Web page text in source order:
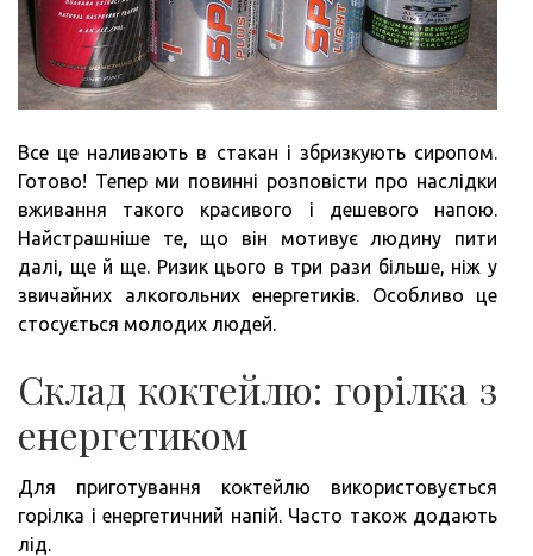
Все це наливають в стакан і збризкують сиропом.
Готово! Тепер ми повинні розповісти про наслідки
вживання такого красивого і дешевого напою.
Найстрашніше те, що він мотивує людину пити
далі, ще й ще. Ризик цього в три рази більше, ніж у
звичайних алкогольних енергетиків. Особливо це
стосується молодих людей.
Склад коктейлю: горілка з
енергетиком
Для приготування коктейлю використовується
горілка і енергетичний напій. Часто також додають
лід.